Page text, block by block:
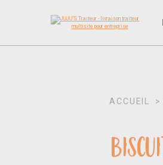
ACCUEIL >